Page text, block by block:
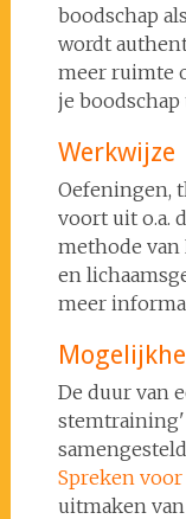
boodschap
wordt
meer ruimte
je boodschap
Werkwijze
Oefeningen,
voort uit o.a.
methode
en
meer
De duur van
Spreken
uitmaken